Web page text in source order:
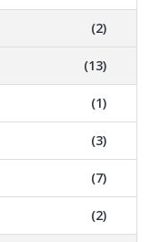
(2)
(13)
(1)
(3)
(7)
(2)